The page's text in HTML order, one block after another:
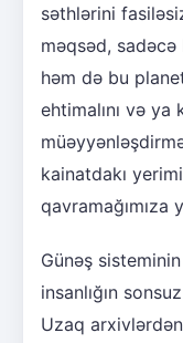
səthlərini
məqsəd,
həm də bu
ehtimalını və ya
kainatdakı
qavramağımıza
Günəş
insanlığın
Uzaq